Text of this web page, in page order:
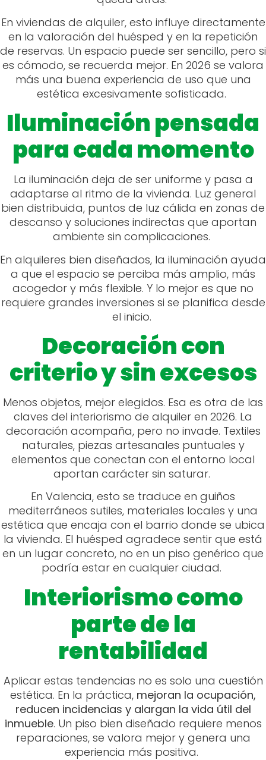
En viviendas de alquiler, esto influye directamente
en la valoración del huésped y en la repetición
de reservas. Un espacio puede ser sencillo, pero si
es cómodo, se recuerda mejor. En 2026 se valora
más una buena experiencia de uso que una
estética excesivamente sofisticada.
Iluminación pensada
para cada momento
La iluminación deja de ser uniforme y pasa a
adaptarse al ritmo de la vivienda. Luz general
bien distribuida, puntos de luz cálida en zonas de
descanso y soluciones indirectas que aportan
ambiente sin complicaciones.
En alquileres bien diseñados, la iluminación ayuda
a que el espacio se perciba más amplio, más
acogedor y más flexible. Y lo mejor es que no
requiere grandes inversiones si se planifica desde
el inicio.
Decoración con
criterio y sin excesos
Menos objetos, mejor elegidos. Esa es otra de las
claves del interiorismo de alquiler en 2026. La
decoración acompaña, pero no invade. Textiles
naturales, piezas artesanales puntuales y
elementos que conectan con el entorno local
aportan carácter sin saturar.
En Valencia, esto se traduce en guiños
mediterráneos sutiles, materiales locales y una
estética que encaja con el barrio donde se ubica
la vivienda. El huésped agradece sentir que está
en un lugar concreto, no en un piso genérico que
podría estar en cualquier ciudad.
Interiorismo como
parte de la
rentabilidad
Aplicar estas tendencias no es solo una cuestión
estética. En la práctica, mejoran la ocupación,
reducen incidencias y alargan la vida útil del
inmueble. Un piso bien diseñado requiere menos
reparaciones, se valora mejor y genera una
experiencia más positiva.